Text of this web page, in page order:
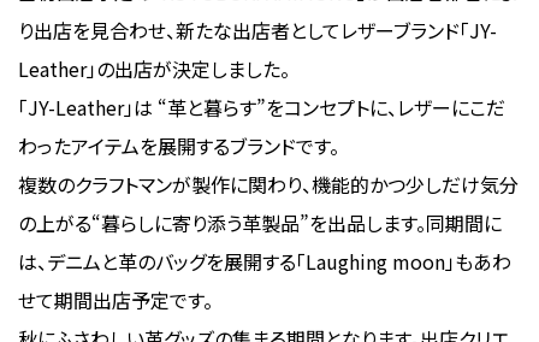
り出店を見合わせ、新たな出店者としてレザーブランド「JY-
Leather」の出店が決定しました。
「JY-Leather」は “革と暮らす”をコンセプトに、レザーにこだ
わったアイテムを展開するブランドです。
複数のクラフトマンが製作に関わり、機能的かつ少しだけ気分
の上がる“暮らしに寄り添う革製品”を出品します。同期間に
は、デニムと革のバッグを展開する「Laughing moon」もあわ
せて期間出店予定です。